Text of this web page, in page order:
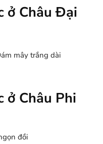
ở Châu Đại
mây trắng dài
ở Châu Phi
đồi